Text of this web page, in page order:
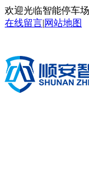
欢迎光临智能停车
在线留言|网站地图